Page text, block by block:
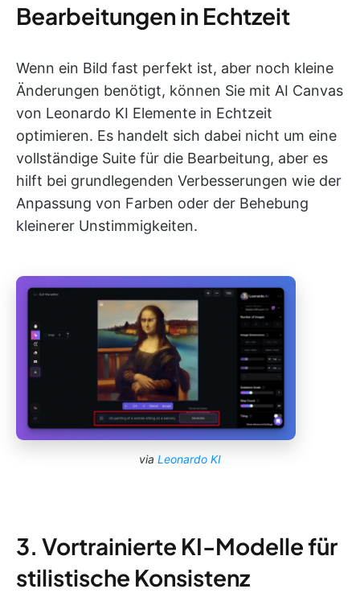
Bearbeitungen in Echtzeit
Wenn ein Bild fast perfekt ist, aber noch kleine
Änderungen benötigt, können Sie mit AI Canvas
von Leonardo KI Elemente in Echtzeit
optimieren. Es handelt sich dabei nicht um eine
vollständige Suite für die Bearbeitung, aber es
hilft bei grundlegenden Verbesserungen wie der
Anpassung von Farben oder der Behebung
kleinerer Unstimmigkeiten.
via Leonardo KI
3. Vortrainierte KI-Modelle für
stilistische Konsistenz